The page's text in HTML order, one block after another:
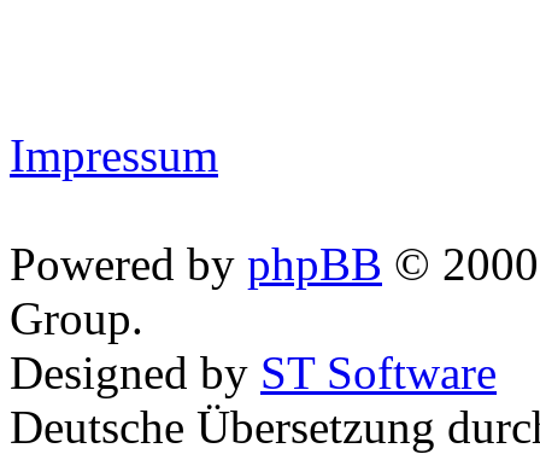
Impressum
Powered by phpBB ©
Group.
Designed by ST Software
Deutsche Übersetzung